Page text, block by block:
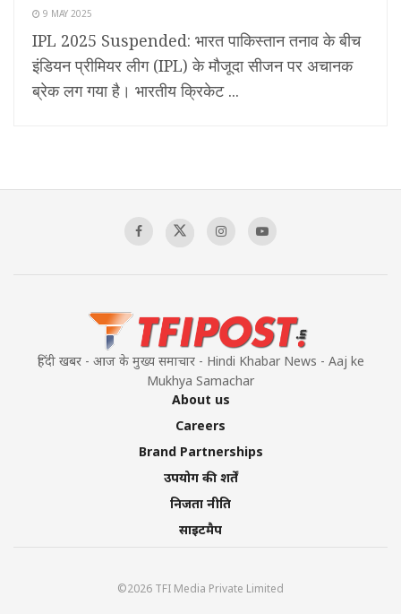
9 MAY 2025
IPL 2025 Suspended: भारत पाकिस्तान तनाव के बीच
इंडियन प्रीमियर लीग (IPL) के मौजूदा सीजन पर अचानक
ब्रेक लग गया है। भारतीय क्रिकेट ...
हिंदी खबर - आज के मुख्य समाचार - Hindi Khabar News - Aaj ke
Mukhya Samachar
About us
Careers
Brand Partnerships
उपयोग की शर्तें
निजता नीति
साइटमैप
©2026 TFI Media Private Limited